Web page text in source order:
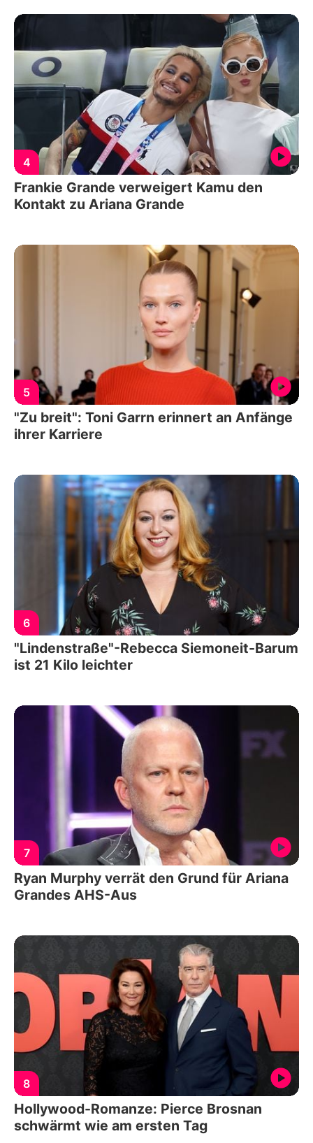
4
Frankie Grande verweigert Kamu den
Kontakt zu Ariana Grande
5
"Zu breit": Toni Garrn erinnert an Anfänge
ihrer Karriere
6
"Lindenstraße"-Rebecca Siemoneit-Barum
ist 21 Kilo leichter
7
Ryan Murphy verrät den Grund für Ariana
Grandes AHS-Aus
8
Hollywood-Romanze: Pierce Brosnan
schwärmt wie am ersten Tag